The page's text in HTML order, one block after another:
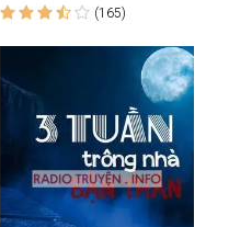
(165)